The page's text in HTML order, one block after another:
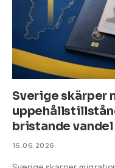
Sverige skärper
bristande vandel
16.06.2026